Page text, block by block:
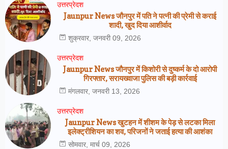
उत्तरप्रेदश
Jaunpur News जौनपुर में पति ने पत्नी की प्रेमी से कराई
शादी, खुद दिया आशीर्वाद
शुक्रवार, जनवरी 09, 2026
उत्तरप्रेदश
Jaunpur News जौनपुर में किशोरी से दुष्कर्म के दो आरोपी
गिरफ्तार, सरायख्वाजा पुलिस की बड़ी कार्रवाई
मंगलवार, जनवरी 13, 2026
उत्तरप्रेदश
Jaunpur News खुटहन में शीशम के पेड़ से लटका मिला
इलेक्ट्रीशियन का शव, परिजनों ने जताई हत्या की आशंका
सोमवार, मार्च 09, 2026